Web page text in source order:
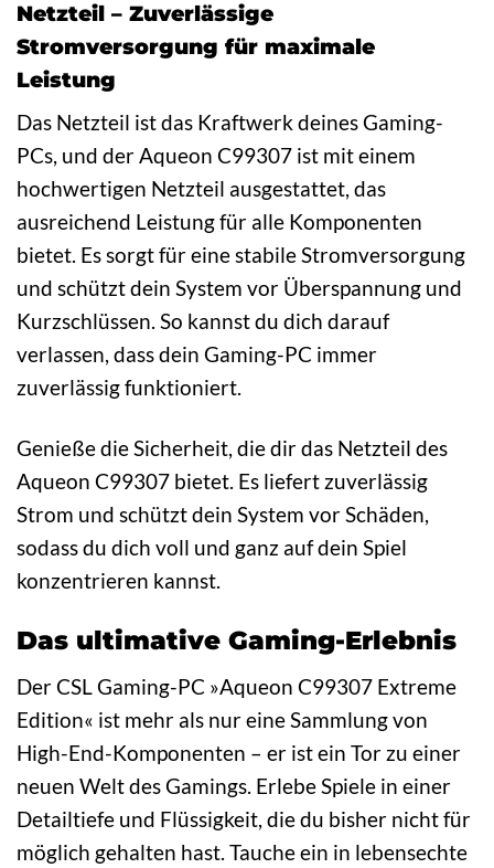
Netzteil – Zuverlässige
Stromversorgung für maximale
Leistung
Das Netzteil ist das Kraftwerk deines Gaming-
PCs, und der Aqueon C99307 ist mit einem
hochwertigen Netzteil ausgestattet, das
ausreichend Leistung für alle Komponenten
bietet. Es sorgt für eine stabile Stromversorgung
und schützt dein System vor Überspannung und
Kurzschlüssen. So kannst du dich darauf
verlassen, dass dein Gaming-PC immer
zuverlässig funktioniert.
Genieße die Sicherheit, die dir das Netzteil des
Aqueon C99307 bietet. Es liefert zuverlässig
Strom und schützt dein System vor Schäden,
sodass du dich voll und ganz auf dein Spiel
konzentrieren kannst.
Das ultimative Gaming-Erlebnis
Der CSL Gaming-PC »Aqueon C99307 Extreme
Edition« ist mehr als nur eine Sammlung von
High-End-Komponenten – er ist ein Tor zu einer
neuen Welt des Gamings. Erlebe Spiele in einer
Detailtiefe und Flüssigkeit, die du bisher nicht für
möglich gehalten hast. Tauche ein in lebensechte